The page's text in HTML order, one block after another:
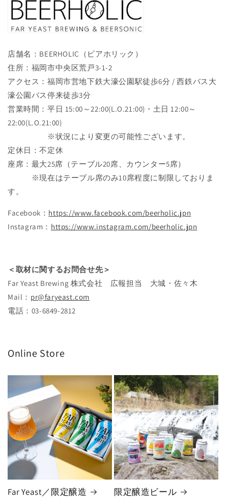
店舗名：BEERHOLIC（ビアホリック）
住所：福岡市中央区荒戸3-1-2
アクセス：福岡市営地下鉄大濠公園駅徒歩6分 / 西鉄バス大
濠公園バス停来徒歩3分
営業時間：平日 15:00～22:00(L.O.21:00)・土日 12:00～
22:00(L.O.21:00)
※状況により変更の可能性ございます。
定休日：不定休
座席：最大25席（テーブル20席、カウンター5席）
※現在はテーブル席のみ10席程度に制限しておりま
す。
Facebook： https://www.facebook.com/beerholic.jpn
Instagram： https://www.instagram.com/beerholic.jpn
＜取材に関するお問合せ先＞
Far Yeast Brewing 株式会社 広報担当 大城・佐々木
Mail： pr@faryeast.com
電話：03-6849-2812
Online Store
Far Yeast／限定醸造 限定醸造ビール